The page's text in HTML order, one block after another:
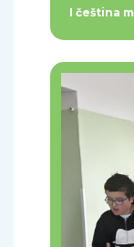
I čeština